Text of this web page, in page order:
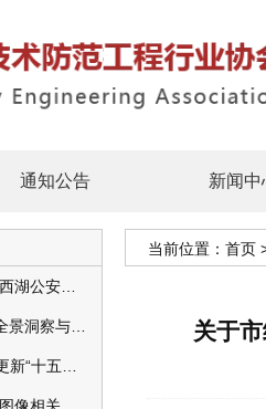
通知公告 新闻中
当前位置： 首页
关于